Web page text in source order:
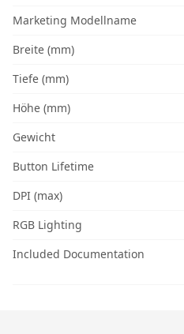
Marketing Modellname
Breite (mm)
Tiefe (mm)
Höhe (mm)
Gewicht
Button Lifetime
DPI (max)
RGB Lighting
Included Documentation